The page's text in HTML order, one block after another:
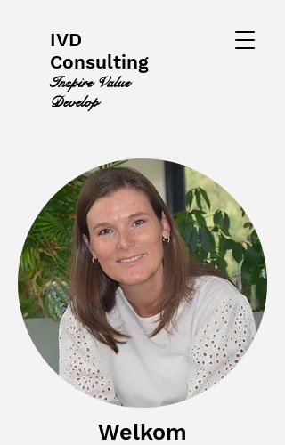
IVD
Consulting
Inspire Value
Develop
Welkom